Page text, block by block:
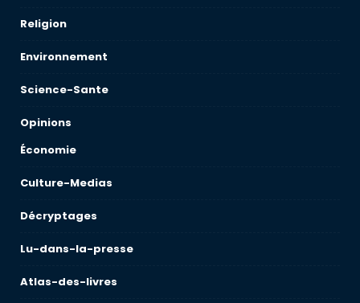
Religion
Environnement
Science-Sante
Opinions
Économie
Culture-Medias
Décryptages
Lu-dans-la-presse
Atlas-des-livres